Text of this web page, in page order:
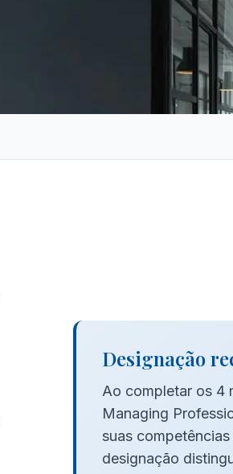
Designação
Ao completar os 4
Managing
suas
designação